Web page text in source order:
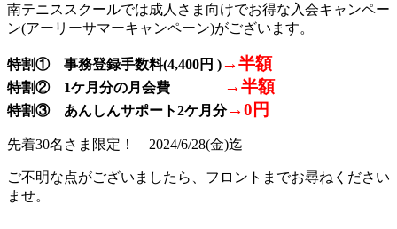
南テニススクールでは成人さま向けでお得な入会キャンペー
ン(アーリーサマーキャンペーン)がございます。
特割① 事務登録手数料(4,400円 )→半額
特割② 1ケ月分の月会費 →半額
特割③ あんしんサポート2ケ月分→0円
先着30名さま限定！ 2024/6/28(金)迄
ご不明な点がございましたら、フロントまでお尋ねください
ませ。